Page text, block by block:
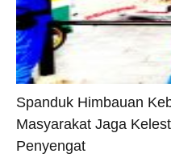
Spanduk Himbauan
Masyarakat Jaga
Penyengat